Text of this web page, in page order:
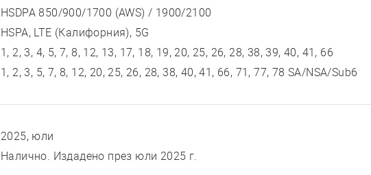
HSDPA 850/900/1700 (AWS) / 1900/2100
HSPA, LTE (Калифорния), 5G
1, 2, 3, 4, 5, 7, 8, 12, 13, 17, 18, 19, 20, 25, 26, 28, 38, 39, 40, 41, 66
1, 2, 3, 5, 7, 8, 12, 20, 25, 26, 28, 38, 40, 41, 66, 71, 77, 78 SA/NSA/Sub6
2025, юли
Налично. Издадено през юли 2025 г.